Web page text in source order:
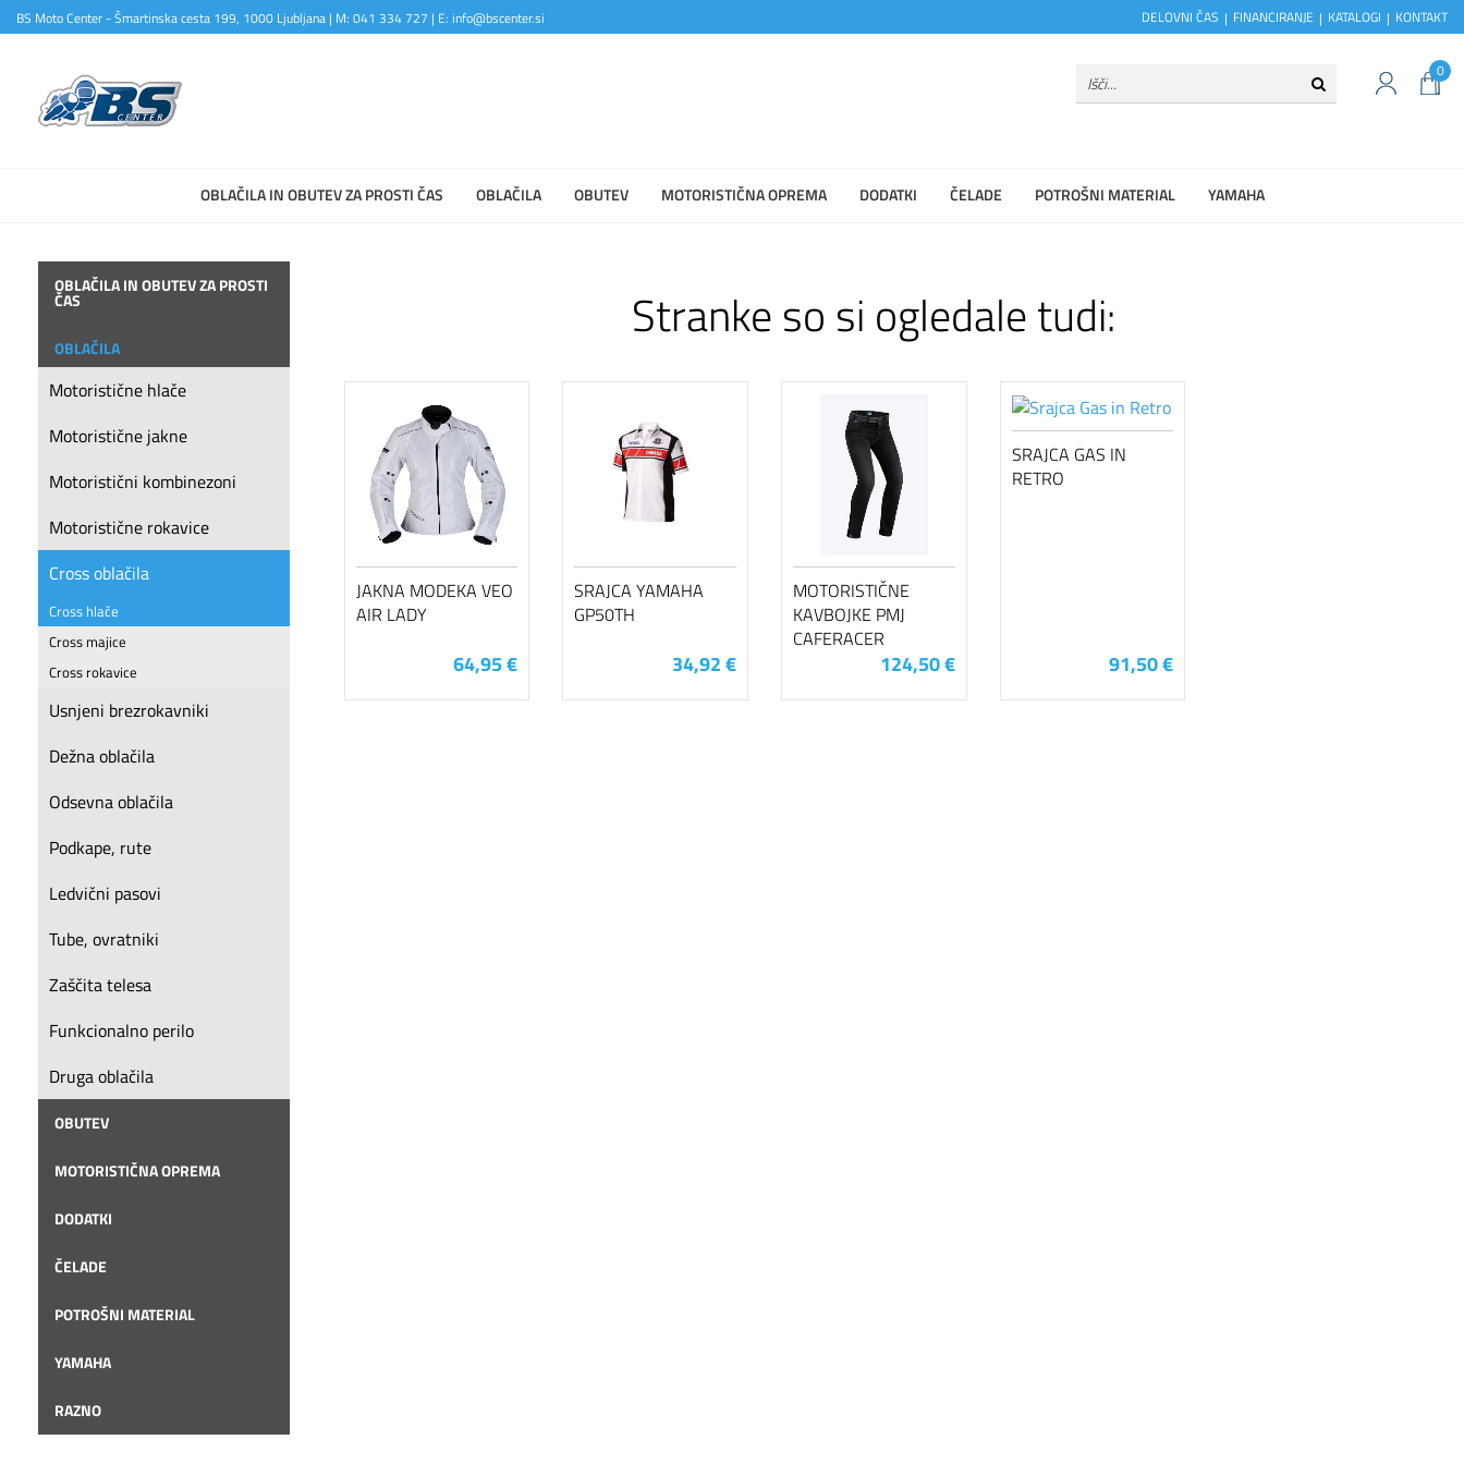
BS Moto Center - Šmartinska cesta 199, 1000 Ljubljana | M: 041 334 727 | E: info@bscenter.si DELOVNI ČAS FINANCIRANJE KATALOGI KONTAKT
0
OBLAČILA IN OBUTEV ZA PROSTI ČAS OBLAČILA OBUTEV MOTORISTIČNA OPREMA DODATKI ČELADE POTROŠNI MATERIAL YAMAHA
OBLAČILA IN OBUTEV ZA PROSTI
ČAS
OBLAČILA
Motoristične hlače
Motoristične jakne
Motoristični kombinezoni
Motoristične rokavice
Cross oblačila
Cross hlače
Cross majice
Cross rokavice
Usnjeni brezrokavniki
Dežna oblačila
Odsevna oblačila
Podkape, rute
Ledvični pasovi
Tube, ovratniki
Zaščita telesa
Funkcionalno perilo
Druga oblačila
OBUTEV
MOTORISTIČNA OPREMA
DODATKI
ČELADE
POTROŠNI MATERIAL
YAMAHA
RAZNO
Stranke so si ogledale tudi:
JAKNA MODEKA VEO
AIR LADY
64,95 €
SRAJCA YAMAHA
GP50TH
34,92 €
MOTORISTIČNE
KAVBOJKE PMJ
CAFERACER
124,50 €
SRAJCA GAS IN
RETRO
91,50 €